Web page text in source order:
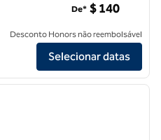
Hilton Washington DC Downtown
De* $ 140
Desconto Honors não reembolsável
Selecionar datas
1/12